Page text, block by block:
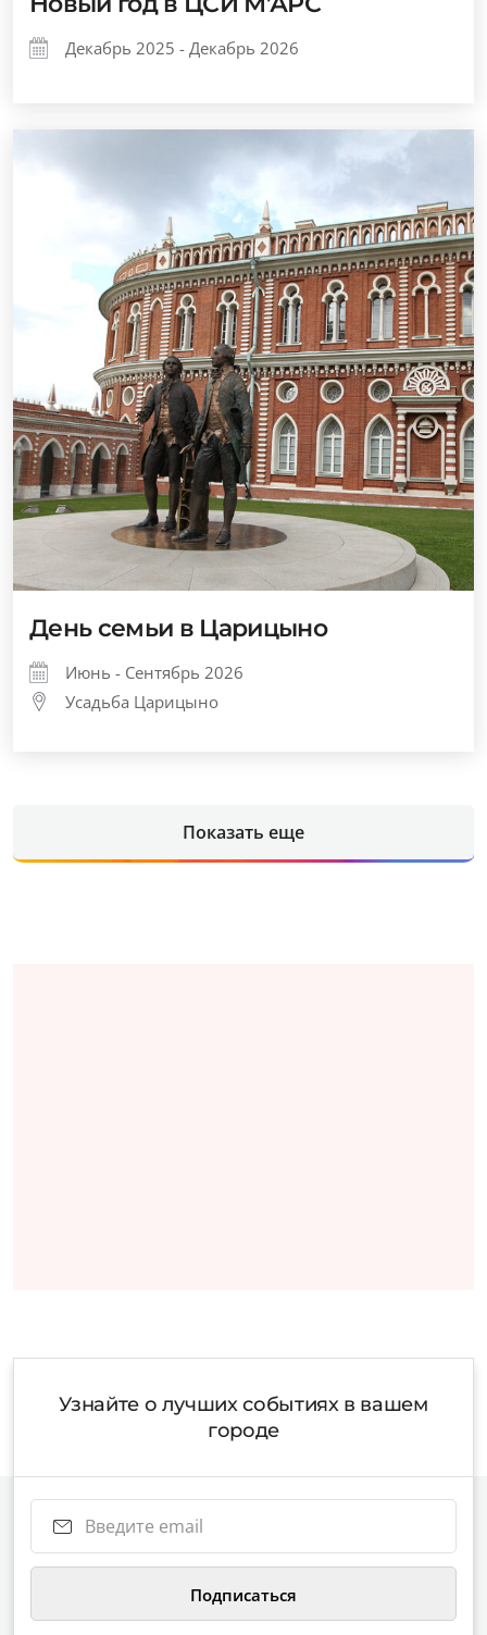
Декабрь 2025 - Декабрь 2026
День семьи в Царицыно
Июнь - Сентябрь 2026
Усадьба Царицыно
Показать еще
Узнайте о лучших событиях в вашем
городе